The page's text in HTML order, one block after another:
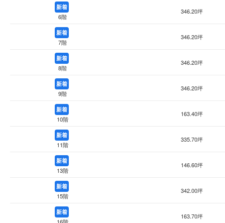
新着
6階
346.20坪
新着
7階
346.20坪
新着
8階
346.20坪
新着
9階
346.20坪
新着
10階
163.40坪
新着
11階
335.70坪
新着
13階
146.60坪
新着
15階
342.00坪
新着
163.70坪